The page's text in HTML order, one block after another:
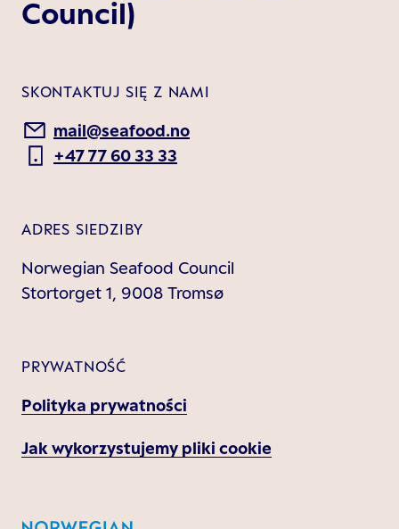
Council)
SKONTAKTUJ SIĘ Z NAMI
mail@seafood.no
+47 77 60 33 33
ADRES SIEDZIBY
Norwegian Seafood Council
Stortorget 1, 9008 Tromsø
PRYWATNOŚĆ
Polityka prywatności
Jak wykorzystujemy pliki cookie